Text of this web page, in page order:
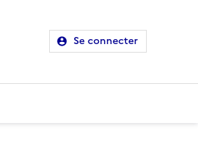
Se connecter